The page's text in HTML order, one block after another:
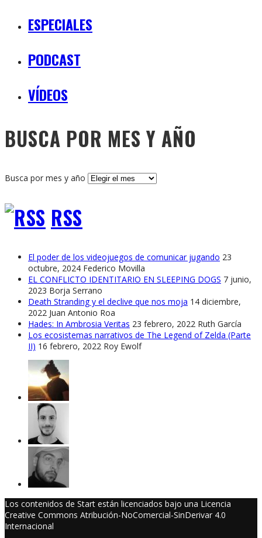
ESPECIALES
PODCAST
VÍDEOS
BUSCA POR MES Y AÑO
Busca por mes y año
RSS
El poder de los videojuegos de comunicar jugando 23
octubre, 2024 Federico Movilla
EL CONFLICTO IDENTITARIO EN SLEEPING DOGS 7 junio,
2023 Borja Serrano
Death Stranding y el declive que nos moja 14 diciembre,
2022 Juan Antonio Roa
Hades: In Ambrosia Veritas 23 febrero, 2022 Ruth García
Los ecosistemas narrativos de The Legend of Zelda (Parte
II) 16 febrero, 2022 Roy Ewolf
Los contenidos de Start están licenciados bajo una Licencia
Creative Commons Atribución-NoComercial-SinDerivar 4.0
Internacional